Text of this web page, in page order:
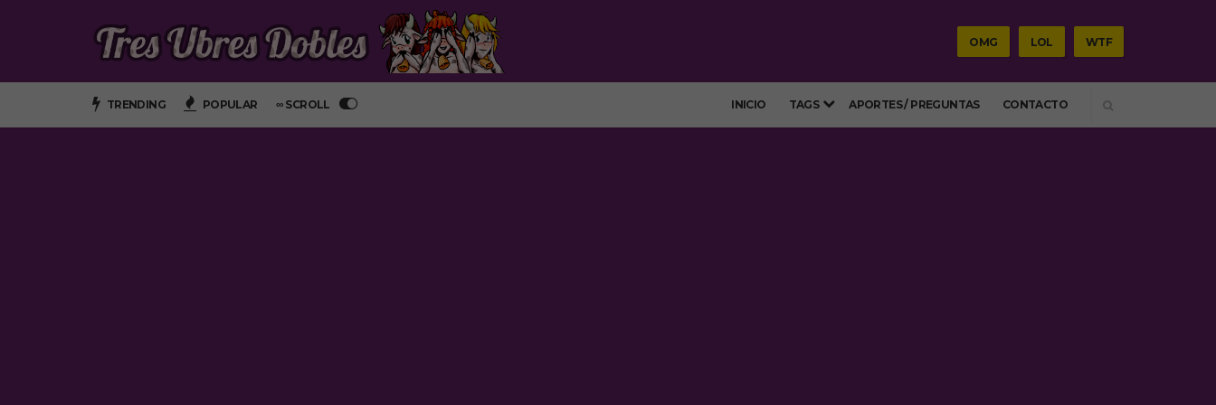
OMG LOL WTF
TRENDING POPULAR ∞ SCROLL
INICIO
TAGS APORTES / PREGUNTAS CONTACTO